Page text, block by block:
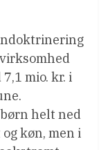
mio. kr. i
helt ned
køn, men i